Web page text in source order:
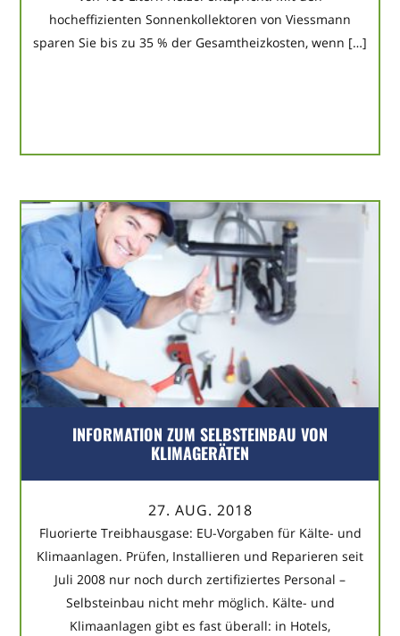
hocheffizienten Sonnenkollektoren von Viessmann
sparen Sie bis zu 35 % der Gesamtheizkosten, wenn […]
INFORMATION ZUM SELBSTEINBAU VON
KLIMAGERÄTEN
27. AUG. 2018
Fluorierte Treibhausgase: EU-Vorgaben für Kälte- und
Klimaanlagen. Prüfen, Installieren und Reparieren seit
Juli 2008 nur noch durch zertifiziertes Personal –
Selbsteinbau nicht mehr möglich. Kälte- und
Klimaanlagen gibt es fast überall: in Hotels,